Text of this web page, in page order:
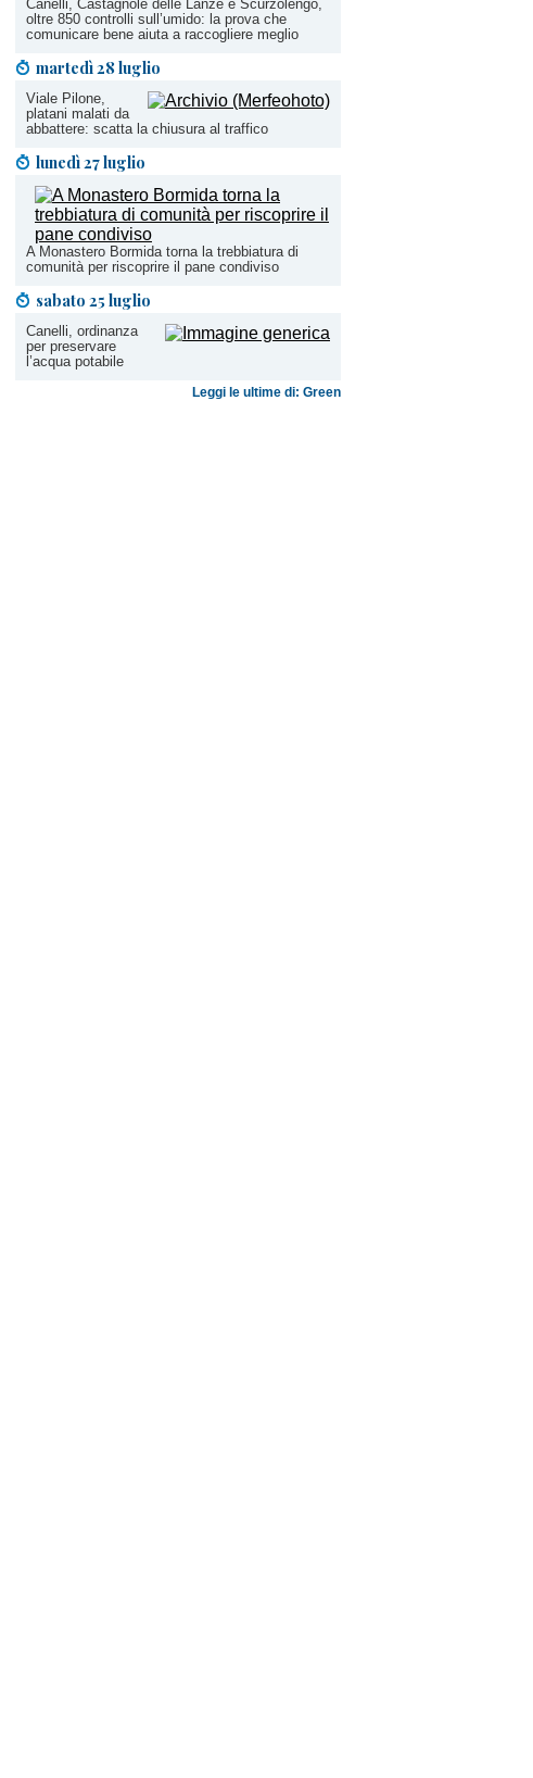
Canelli, Castagnole delle Lanze e Scurzolengo,
oltre 850 controlli sull’umido: la prova che
comunicare bene aiuta a raccogliere meglio
martedì 28 luglio
Viale Pilone,
platani malati da
abbattere: scatta la chiusura al traffico
lunedì 27 luglio
A Monastero Bormida torna la trebbiatura di
comunità per riscoprire il pane condiviso
sabato 25 luglio
Canelli, ordinanza
per preservare
l’acqua potabile
Leggi le ultime di: Green